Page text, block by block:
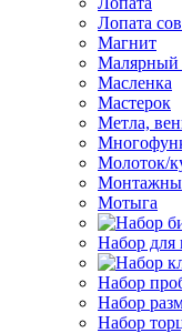
Лопата
Магнит
Малярный
Масленка
Мастерок
Метла,
Молоток/
Мотыга
Набор для
Набор
Набор
Набор